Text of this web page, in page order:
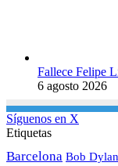
Fallece Felipe
6 agosto 2026
Síguenos en X
Etiquetas
Barcelona Bob Dylan